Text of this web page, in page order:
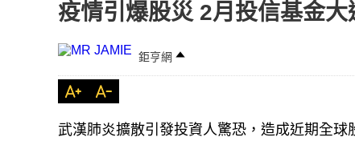
疫情引爆股災 2月投信基金
鉅亨網
武漢肺炎擴散引發投資人驚恐，造成近期全